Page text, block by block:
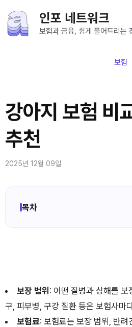
인포 네트워크
보험과 금융, 쉽게 풀어드리는
보험
강아지 보험 비
추천
2025년 12월 09일
목차
보장 범위 : 어떤 질병과 상해를
구, 피부병, 구강 질환 등은 보험사마
보험료: 보험료는 보장 범위, 반